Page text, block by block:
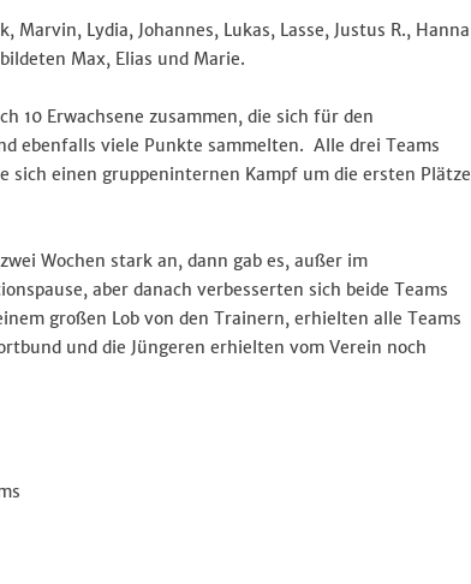
Marvin, Lydia, Johannes, Lukas, Lasse, Justus R., Hanna
Max, Elias und Marie.
10 Erwachsene zusammen, die sich für den
ebenfalls viele Punkte sammelten. Alle drei Teams
sich einen gruppeninternen Kampf um die ersten Plätze
Wochen stark an, dann gab es, außer im
aber danach verbesserten sich beide Teams
großen Lob von den Trainern, erhielten alle Teams
und die Jüngeren erhielten vom Verein noch